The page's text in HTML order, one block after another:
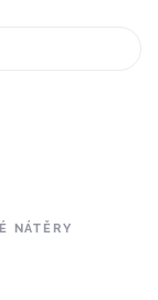
NÁTĚRY